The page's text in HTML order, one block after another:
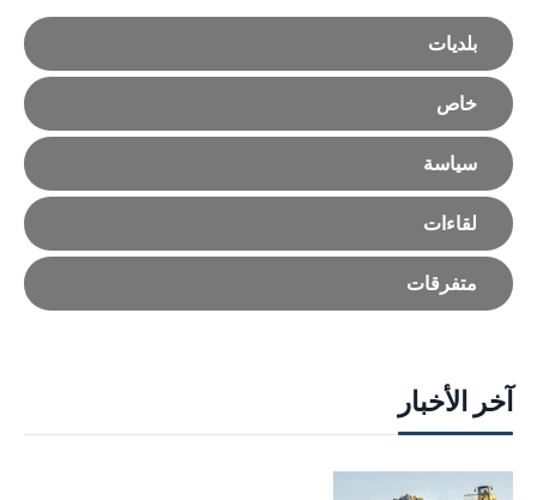
بلديات
خاص
سياسة
لقاءات
متفرقات
آخر الأخبار